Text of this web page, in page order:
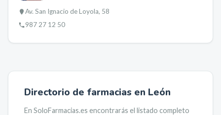
Av. San Ignacio de Loyola, 58
987 27 12 50
Directorio de farmacias en León
En SoloFarmacias.es encontrarás el listado completo